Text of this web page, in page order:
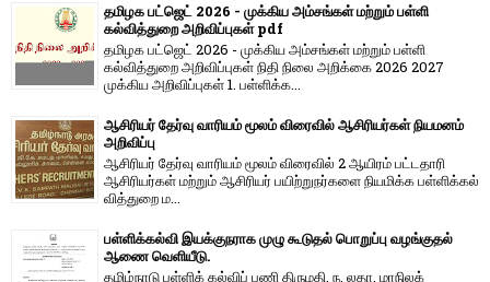
தமிழக பட்ஜெட் 2026 - முக்கிய அம்சங்கள் மற்றும் பள்ளி
கல்வித்துறை அறிவிப்புகள் pdf
தமிழக பட்ஜெட் 2026 - முக்கிய அம்சங்கள் மற்றும் பள்ளி
கல்வித்துறை அறிவிப்புகள் நிதி நிலை அறிக்கை 2026 2027
முக்கிய அறிவிப்புகள் 1. பள்ளிக்க...
ஆசிரியர் தேர்வு வாரியம் மூலம் விரைவில் ஆசிரியர்கள் நியமனம்
அறிவிப்பு
ஆசிரியர் தேர்வு வாரி​யம் மூலம் விரை​வில் 2 ஆயிரம் பட்​ட​தாரி
ஆசிரியர்​கள் மற்​றும் ஆசிரியர் பயிற்றுநர்​களை நியமிக்க பள்​ளிக்​கல்​
வித்​துறை ம...
பள்ளிக்கல்வி இயக்குநராக முழு கூடுதல் பொறுப்பு வழங்குதல்
ஆணை வெளியீடு.
தமிழ்நாடு பள்ளிக் கல்விப் பணி திருமதி. ந. லதா, மாநிலக்